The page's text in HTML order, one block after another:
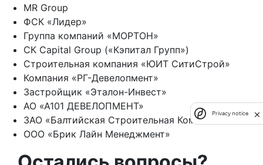
MR Group
ФСК «Лидер»
Группа компаний «МОРТОН»
СК Capital Group («Кэпитал Групп»)
Строительная компания «ЮИТ СитиСтрой»
Компания «РГ-Девелопмент»
Застройщик «Эталон-Инвест»
АО «А101 ДЕВЕЛОПМЕНТ»
ЗАО «Балтийская Строительная Компания»
ООО «Брик Лайн Менеджмент»
Privacy notice